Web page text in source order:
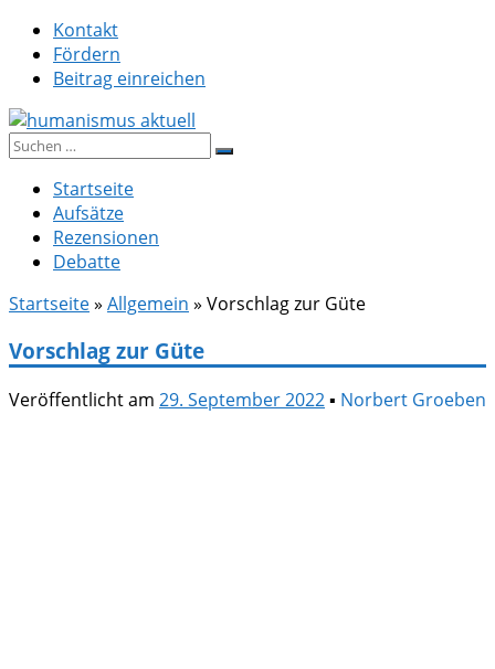
Zum
Inhalt
springen
Kontakt
Fördern
Beitrag einreichen
humanismus aktuell
Suche
Startseite
Aufsätze
Rezensionen
Debatte
Startseite» Allgemein » Vorschlag zur Güte
Vorschlag zur Güte
Veröffentlicht am 29. September 2022▪ Norbert Groeben